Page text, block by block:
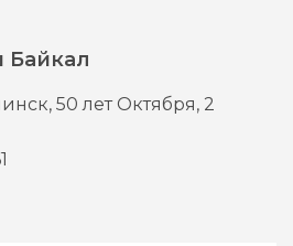
50 лет Октября, 2